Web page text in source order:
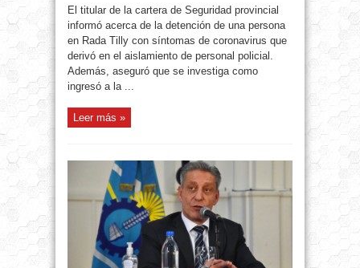
El titular de la cartera de Seguridad provincial
informó acerca de la detención de una persona
en Rada Tilly con síntomas de coronavirus que
derivó en el aislamiento de personal policial.
Además, aseguró que se investiga como
ingresó a la ...
Leer más »